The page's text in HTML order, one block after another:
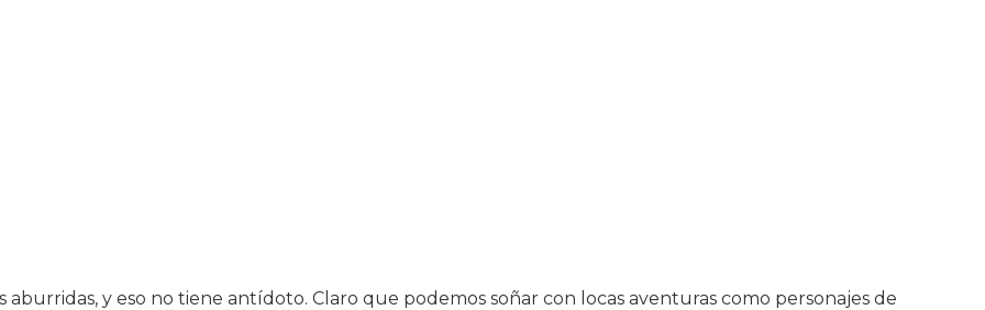
aburridas, y eso no tiene antídoto. Claro que podemos soñar con locas aventuras como personajes de